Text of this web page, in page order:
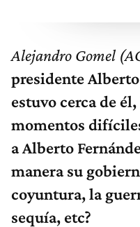
Alejandro Gomel
presidente
estuvo cerca de
momentos
a Alberto
manera su
coyuntura, la
sequía, etc?